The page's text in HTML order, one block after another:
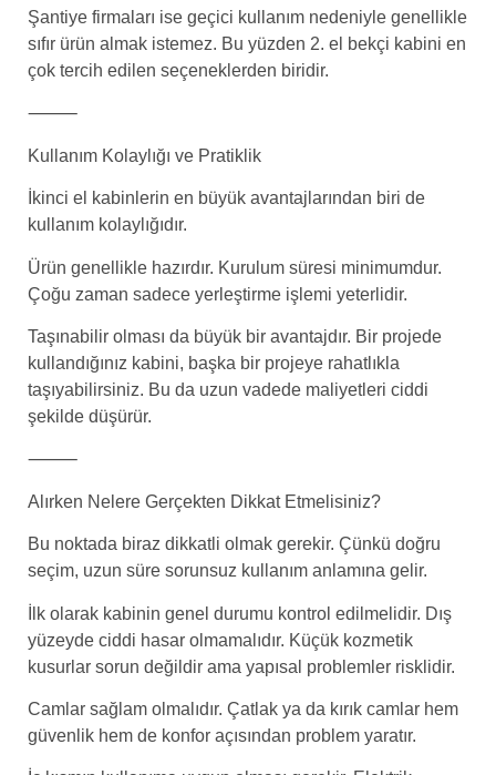
Şantiye firmaları ise geçici kullanım nedeniyle genellikle
sıfır ürün almak istemez. Bu yüzden 2. el bekçi kabini en
çok tercih edilen seçeneklerden biridir.
⸻
Kullanım Kolaylığı ve Pratiklik
İkinci el kabinlerin en büyük avantajlarından biri de
kullanım kolaylığıdır.
Ürün genellikle hazırdır. Kurulum süresi minimumdur.
Çoğu zaman sadece yerleştirme işlemi yeterlidir.
Taşınabilir olması da büyük bir avantajdır. Bir projede
kullandığınız kabini, başka bir projeye rahatlıkla
taşıyabilirsiniz. Bu da uzun vadede maliyetleri ciddi
şekilde düşürür.
⸻
Alırken Nelere Gerçekten Dikkat Etmelisiniz?
Bu noktada biraz dikkatli olmak gerekir. Çünkü doğru
seçim, uzun süre sorunsuz kullanım anlamına gelir.
İlk olarak kabinin genel durumu kontrol edilmelidir. Dış
yüzeyde ciddi hasar olmamalıdır. Küçük kozmetik
kusurlar sorun değildir ama yapısal problemler risklidir.
Camlar sağlam olmalıdır. Çatlak ya da kırık camlar hem
güvenlik hem de konfor açısından problem yaratır.